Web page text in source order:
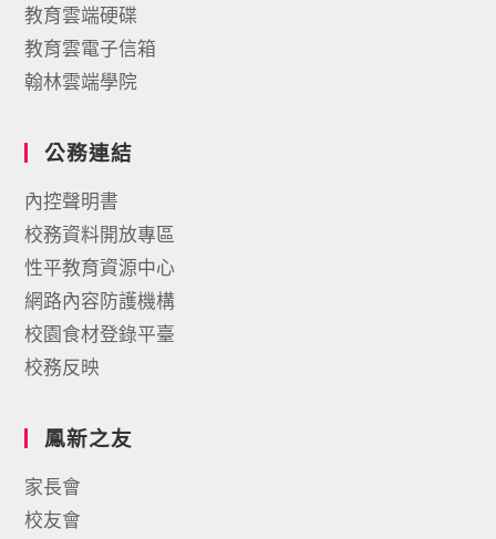
教育雲端硬碟
教育雲電子信箱
翰林雲端學院
公務連結
內控聲明書
校務資料開放專區
性平教育資源中心
網路內容防護機構
校園食材登錄平臺
校務反映
鳳新之友
家長會
校友會